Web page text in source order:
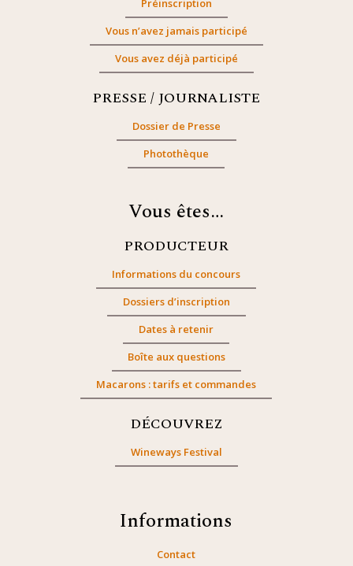
Préinscription
Vous n’avez jamais participé
Vous avez déjà participé
PRESSE / JOURNALISTE
Dossier de Presse
Photothèque
Vous êtes…
PRODUCTEUR
Informations du concours
Dossiers d’inscription
Dates à retenir
Boîte aux questions
Macarons : tarifs et commandes
DÉCOUVREZ
Wineways Festival
Informations
Contact